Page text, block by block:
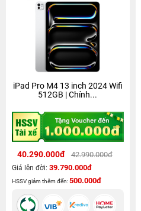
iPad Pro M4 13 inch 2024 Wifi
512GB | Chính...
40.290.000đ 42.990.000đ
Giá lên đời: 39.790.000đ
HSSV giảm thêm đến:500.000đ